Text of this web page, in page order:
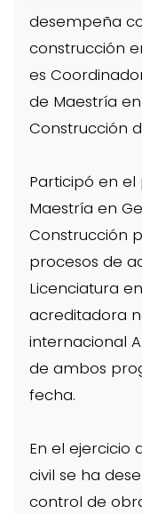
desempeña
construcción
es
de Maestría
Construcción
Participó en
Maestría en
Construcción
procesos de
Licenciatura
acreditadora
internacional
de ambos
fecha.
En el ejercicio
civil se ha
control de